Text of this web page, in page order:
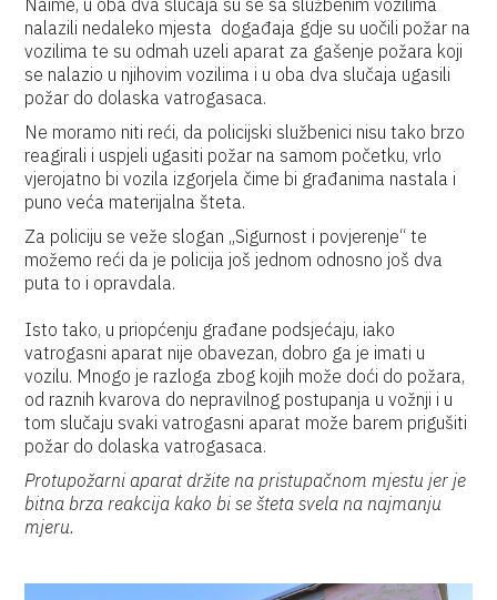
Naime, u oba dva slučaja su se sa službenim vozilima
nalazili nedaleko mjesta događaja gdje su uočili požar na
vozilima te su odmah uzeli aparat za gašenje požara koji
se nalazio u njihovim vozilima i u oba dva slučaja ugasili
požar do dolaska vatrogasaca.
Ne moramo niti reći, da policijski službenici nisu tako brzo
reagirali i uspjeli ugasiti požar na samom početku, vrlo
vjerojatno bi vozila izgorjela čime bi građanima nastala i
puno veća materijalna šteta.
Za policiju se veže slogan „Sigurnost i povjerenje“ te
možemo reći da je policija još jednom odnosno još dva
puta to i opravdala.
Isto tako, u priopćenju građane podsjećaju, iako
vatrogasni aparat nije obavezan, dobro ga je imati u
vozilu. Mnogo je razloga zbog kojih može doći do požara,
od raznih kvarova do nepravilnog postupanja u vožnji i u
tom slučaju svaki vatrogasni aparat može barem prigušiti
požar do dolaska vatrogasaca.
Protupožarni aparat držite na pristupačnom mjestu jer je
bitna brza reakcija kako bi se šteta svela na najmanju
mjeru.